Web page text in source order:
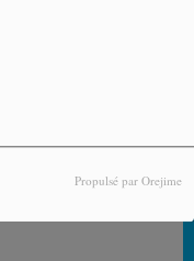
Propulsé par Orejime